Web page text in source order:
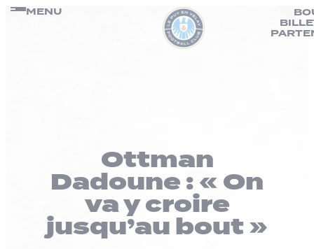
Passer
MENU
Ottman
Dadoune : « On
va y croire
jusqu’au bout »
Panneau de gestion des cookies